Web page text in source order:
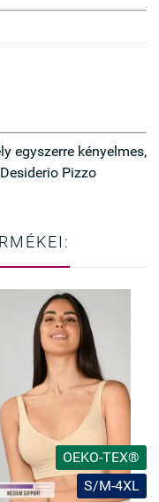
egyszerre kényelmes,
Pizzo
OEKO-TEX®
S/M-4XL